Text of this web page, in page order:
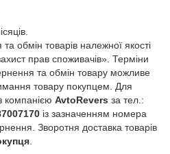
обмін товарів належної якості
прав споживачів». Терміни
та обмін товару можливе
товару покупцем. Для
компанією AvtoRevers за тел.:
із зазначенням номера
Зворотня доставка товарів
.